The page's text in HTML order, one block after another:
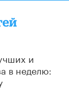
и
в неделю: